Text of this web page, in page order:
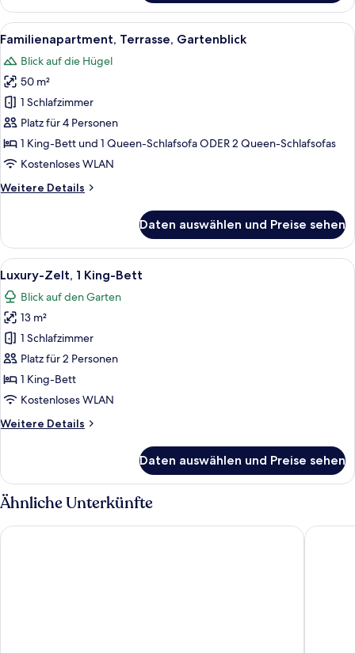
2 Schlafzimmer,
Terrasse,
Gartenblick
Alle
Fotos
für
Familienapartment,
Terrasse,
Gartenblick
anzeigen
Familienapartment, Terrasse,
5
Familienapartment, Terrasse, Gartenblick
Blick auf die Hügel
50 m²
1 Schlafzimmer
Platz für 4 Personen
1 King-Bett und 1 Queen-Schlafsofa ODER 2 Queen-Schlafsofas
Kostenloses WLAN
Weitere Details
Weitere
Terrasse,
Gartenblick
Daten auswählen und Preise sehen
Alle
Fotos
für
Luxury-
Zelt,
1 King-
Bett
anzeigen
Ein Zeltinnenraum mit einem
7
Luxury-Zelt, 1 King-Bett
Blick auf den Garten
13 m²
1 Schlafzimmer
Platz für 2 Personen
1 King-Bett
Kostenloses WLAN
Weitere Details
Weitere
Zelt,
1 King-
Bett
Daten auswählen und Preise sehen
Ähnliche Unterkünfte
Hotel Sandvig Havn Nexø